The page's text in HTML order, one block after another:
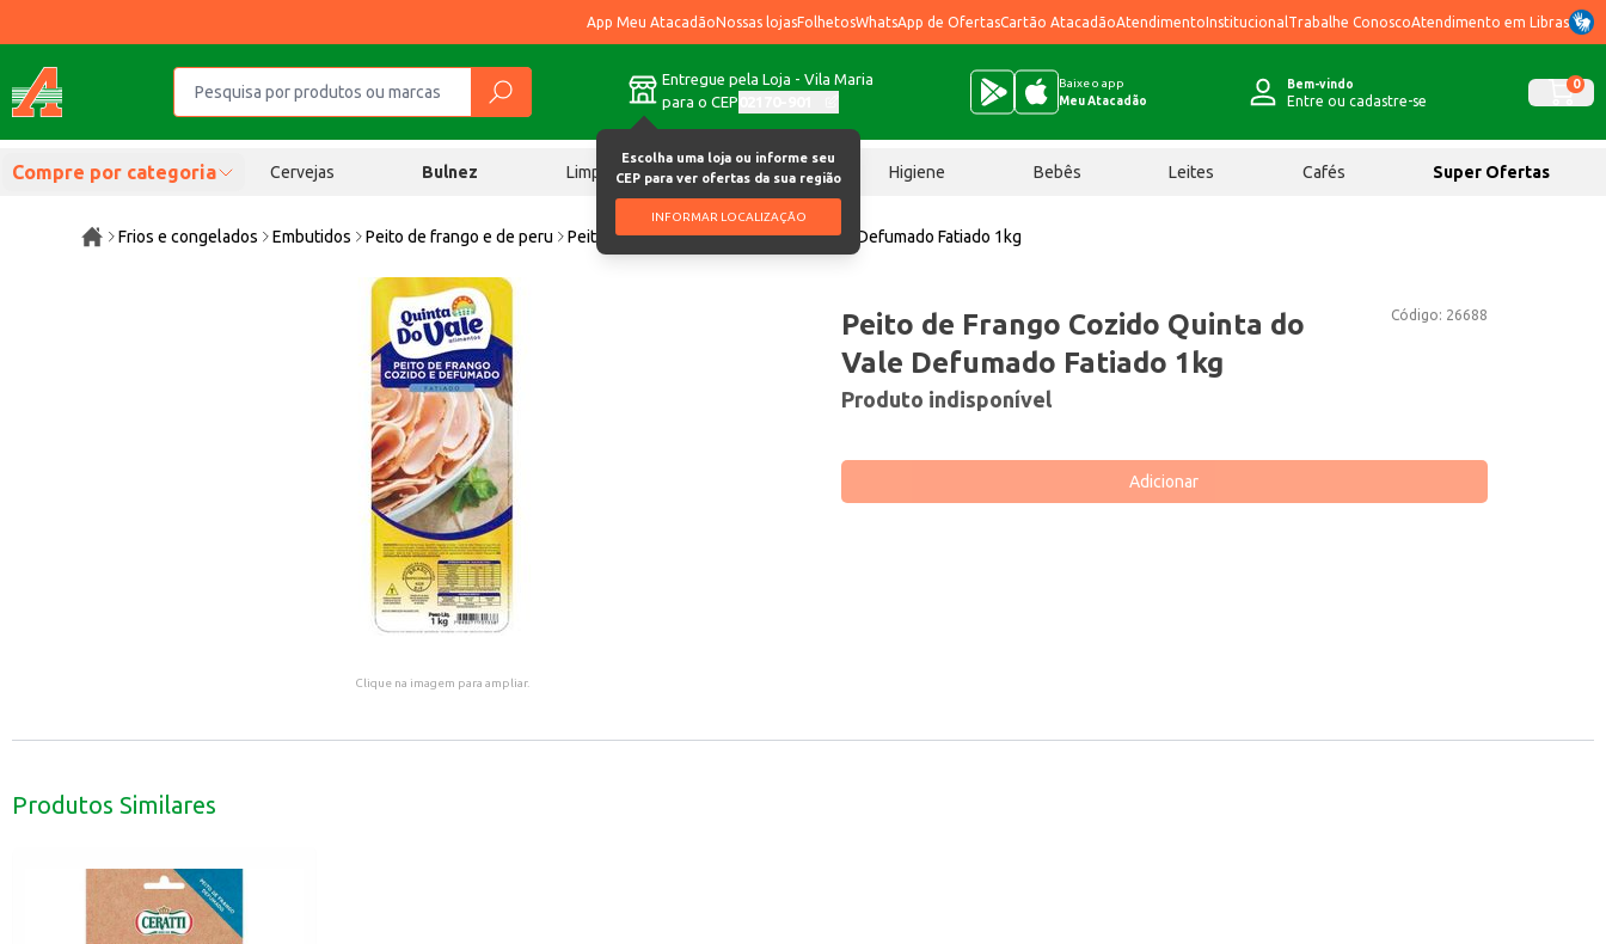
App Meu AtacadãoNossas lojasFolhetosWhatsApp de OfertasCartão AtacadãoAtendimentoInstitucional Trabalhe ConoscoAtendimento em Libras
Entregue pela Loja - Vila Maria
para o CEP
Escolha uma loja ou informe seu
CEP para ver ofertas da sua região
INFORMAR LOCALIZAÇÃO
Baixe o app
Meu Atacadão
Bem-vindo
Entre ou cadastre-se
0
Compre por categoria Cervejas Bulnez Limpeza Chocolates Higiene Bebês Leites Cafés Super Ofertas
Frios e congelados Embutidos Peito de frango e de peru Peito de Frango Cozido Quinta do Vale Defumado Fatiado 1kg
Clique na imagem para ampliar.
Código: 26688
Peito de Frango Cozido Quinta do
Vale Defumado Fatiado 1kg
Produto indisponível
Adicionar
Produtos Similares